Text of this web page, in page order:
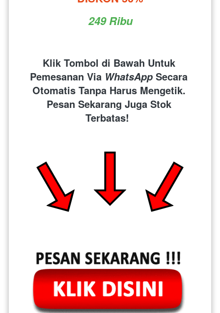
249 Ribu
Klik Tombol di Bawah Untuk
Pemesanan Via WhatsApp Secara
Otomatis Tanpa Harus Mengetik.
Pesan Sekarang Juga Stok
Terbatas!